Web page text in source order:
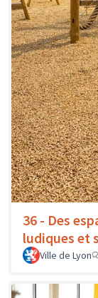
36 - Des
ludiques et
Ville de Lyon